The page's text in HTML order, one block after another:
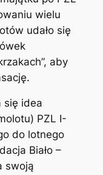
wielu
udało się
aby
się idea
PZL I-
do lotnego
Biało –
swoją